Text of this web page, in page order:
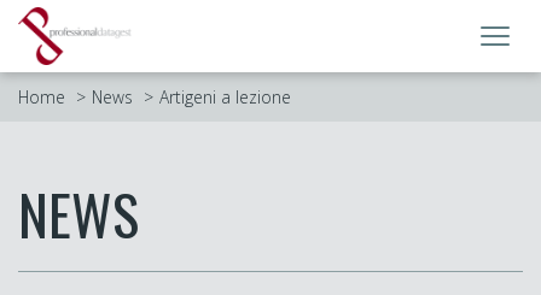
Home News Artigeni a lezione
NEWS